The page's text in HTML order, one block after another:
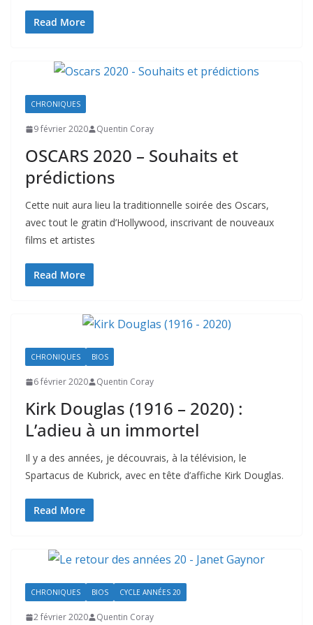
Read More
CHRONIQUES
9 février 2020 Quentin Coray
OSCARS 2020 – Souhaits et
prédictions
Cette nuit aura lieu la traditionnelle soirée des Oscars,
avec tout le gratin d’Hollywood, inscrivant de nouveaux
films et artistes
Read More
CHRONIQUES BIOS
6 février 2020 Quentin Coray
Kirk Douglas (1916 – 2020) :
L’adieu à un immortel
Il y a des années, je découvrais, à la télévision, le
Spartacus de Kubrick, avec en tête d’affiche Kirk Douglas.
Read More
CHRONIQUES BIOS CYCLE ANNÉES 20
2 février 2020 Quentin Coray